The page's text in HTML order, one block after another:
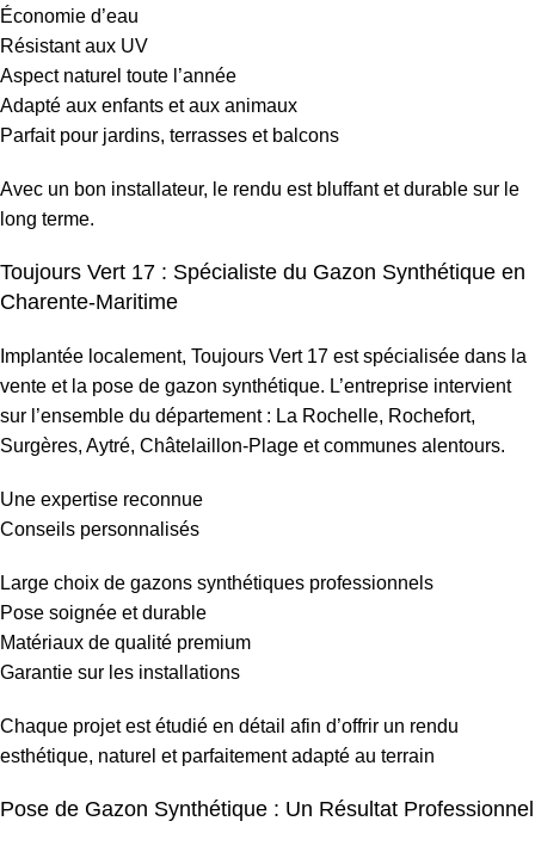
Économie d’eau
Résistant aux UV
Aspect naturel toute l’année
Adapté aux enfants et aux animaux
Parfait pour jardins, terrasses et balcons
Avec un bon installateur, le rendu est bluffant et durable sur le
long terme.
Toujours Vert 17 : Spécialiste du Gazon Synthétique en
Charente-Maritime
Implantée localement, Toujours Vert 17 est spécialisée dans la
vente et la pose de gazon synthétique. L’entreprise intervient
sur l’ensemble du département : La Rochelle, Rochefort,
Surgères, Aytré, Châtelaillon-Plage et communes alentours.
Une expertise reconnue
Conseils personnalisés
Large choix de gazons synthétiques professionnels
Pose soignée et durable
Matériaux de qualité premium
Garantie sur les installations
Chaque projet est étudié en détail afin d’offrir un rendu
esthétique, naturel et parfaitement adapté au terrain
Pose de Gazon Synthétique : Un Résultat Professionnel